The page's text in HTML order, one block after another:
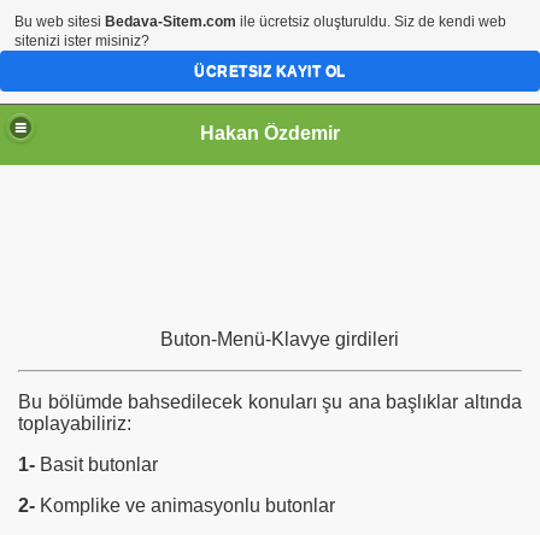
Hakan Özdemir
Buton-Menü-Klavye girdileri
Bu bölümde bahsedilecek konuları şu ana başlıklar altında
toplayabiliriz:
1- Basit butonlar
2- Komplike ve animasyonlu butonlar
Bu web sitesi Bedava-Sitem.com ile ücretsiz oluşturuldu. Siz de kendi web
sitenizi ister misiniz?
ÜCRETSIZ KAYIT OL